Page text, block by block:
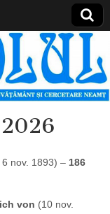
nov. 1893) – 186
von (10 nov.